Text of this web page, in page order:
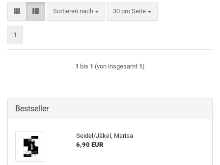
Sortieren nach
Sortieren nach 30 pro Seite
pro Seite
1
1 bis 1 (von insgesamt 1)
Bestseller
Seidel/Jäkel, Marisa
6,90 EUR